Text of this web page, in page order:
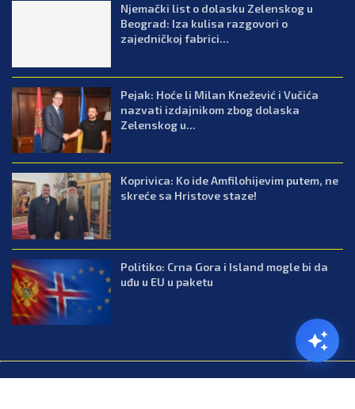
Njemački list o dolasku Zelenskog u
Beograd: Iza kulisa razgovori o
zajedničkoj fabrici...
Pejak: Hoće li Milan Knežević i Vučića
nazvati izdajnikom zbog dolaska
Zelenskog u...
Koprivica: Ko ide Amfilohijevim putem, ne
skreće sa Hristove staze!
Politiko: Crna Gora i Island mogle bi da
uđu u EU u paketu